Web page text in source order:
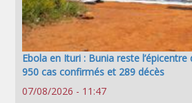
Ebola en Ituri : Bunia reste l’épicentre
950 cas confirmés et 289 décès
07/08/2026 - 11:47